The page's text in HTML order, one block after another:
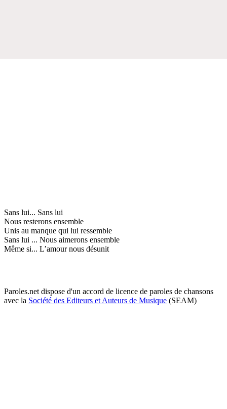
Sans lui... Sans lui
Nous resterons ensemble
Unis au manque qui lui ressemble
Sans lui ... Nous aimerons ensemble
Même si... L’amour nous désunit
Paroles.net dispose d'un accord de licence de paroles de chansons
avec la Société des Editeurs et Auteurs de Musique (SEAM)